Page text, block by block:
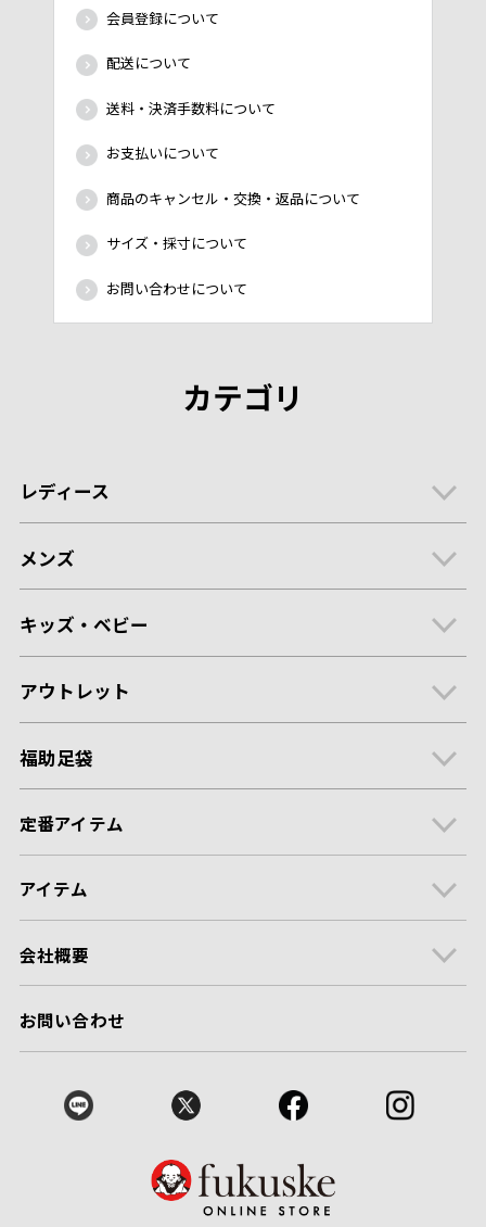
会員登録について
配送について
送料・決済手数料について
お支払いについて
商品のキャンセル・交換・返品について
サイズ・採寸について
お問い合わせについて
カテゴリ
レディース
メンズ
キッズ・ベビー
アウトレット
福助足袋
定番アイテム
アイテム
会社概要
お問い合わせ